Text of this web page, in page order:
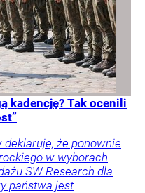
kadencję? Tak ocenili
deklaruje, że ponownie
w wyborach
SW Research dla
państwa jest